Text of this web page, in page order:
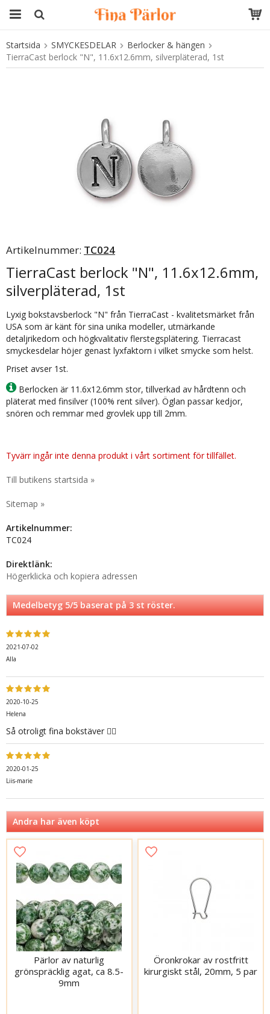
Produkten har blivit tillagd i varukorgen
Startsida SMYCKESDELAR
Berlocker & hängen
TierraCast berlock "N", 11.6x12.6mm, silverpläterad, 1st
Artikelnummer: TC024
TierraCast berlock "N", 11.6x12.6mm,
silverpläterad, 1st
Lyxig bokstavsberlock "N" från TierraCast - kvalitetsmärket från
USA som är känt för sina unika modeller, utmärkande
detaljrikedom och högkvalitativ flerstegsplätering. Tierracast
smyckesdelar höjer genast lyxfaktorn i vilket smycke som helst.
Priset avser 1st.
Berlocken är 11.6x12.6mm stor, tillverkad av hårdtenn och
pläterat med finsilver (100% rent silver). Öglan passar kedjor,
snören och remmar med grovlek upp till 2mm.
Tyvärr ingår inte denna produkt i vårt sortiment för tillfället.
Till butikens startsida »
Sitemap »
Artikelnummer:
TC024
Direktlänk:
Högerklicka och kopiera adressen
Medelbetyg5/5 baserat på3st röster.
2021-07-02
Alla
2020-10-25
Helena
Så otroligt fina bokstäver 👌🏼
2020-01-25
Liis-marie
Andra har även köpt
Pärlor av naturlig
grönspräcklig agat, ca 8.5-
9mm
Öronkrokar av rostfritt
kirurgiskt stål, 20mm, 5 par